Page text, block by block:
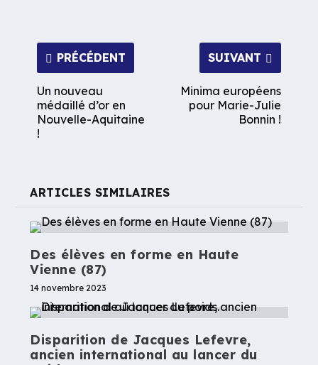
PRÉCÉDENT
Un nouveau
médaillé d’or en
Nouvelle-Aquitaine
!
SUIVANT
Minima européens
pour Marie-Julie
Bonnin !
ARTICLES SIMILAIRES
Des élèves en forme en Haute
Vienne (87)
14 novembre 2023
Disparition de Jacques Lefevre,
ancien international au lancer du